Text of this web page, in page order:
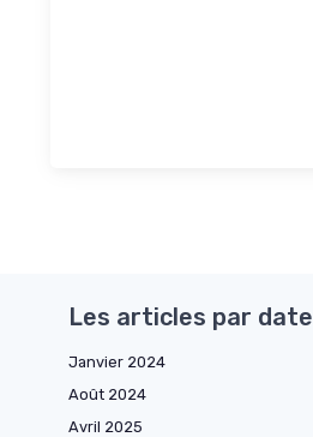
Les articles par date
Janvier 2024
Août 2024
Avril 2025